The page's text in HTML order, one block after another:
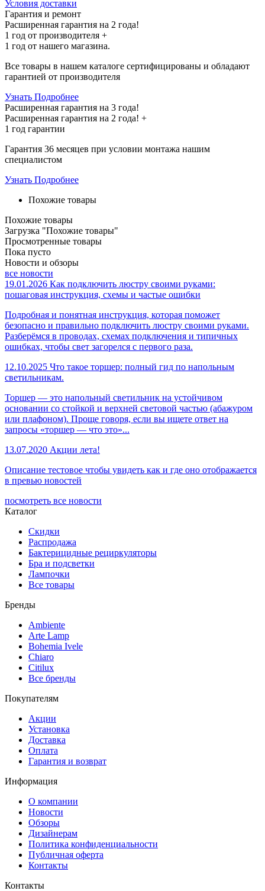
Условия доставки
Гарантия и ремонт
Расширенная гарантия на 2 года!
1 год от производителя +
1 год от нашего магазина.
Все товары в нашем каталоге сертифицированы и обладают
гарантией от производителя
Узнать Подробнее
Расширенная гарантия на 3 года!
Расширенная гарантия на 2 года! +
1 год гарантии
Гарантия 36 месяцев при условии монтажа нашим
специалистом
Узнать Подробнее
Похожие товары
Похожие товары
Загрузка "Похожие товары"
Просмотренные товары
Пока пусто
Новости и обзоры
все новости
19.01.2026 Как подключить люстру своими руками:
пошаговая инструкция, схемы и частые ошибки
Подробная и понятная инструкция, которая поможет
безопасно и правильно подключить люстру своими руками.
Разберёмся в проводах, схемах подключения и типичных
ошибках, чтобы свет загорелся с первого раза.
12.10.2025 Что такое торшер: полный гид по напольным
светильникам.
Торшер — это напольный светильник на устойчивом
основании со стойкой и верхней световой частью (абажуром
или плафоном). Проще говоря, если вы ищете ответ на
запросы «торшер — что это»...
13.07.2020 Акции лета!
Описание тестовое чтобы увидеть как и где оно отображается
в превью новостей
посмотреть все новости
Каталог
Скидки
Распродажа
Бактерицидные рециркуляторы
Бра и подсветки
Лампочки
Все товары
Бренды
Ambiente
Arte Lamp
Bohemia Ivele
Chiaro
Citilux
Все бренды
Покупателям
Акции
Установка
Доставка
Оплата
Гарантия и возврат
Информация
О компании
Новости
Обзоры
Дизайнерам
Политика конфиденциальности
Публичная оферта
Контакты
Контакты